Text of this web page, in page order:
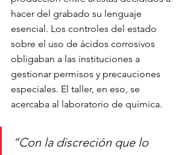
hacer del grabado su lenguaje
esencial. Los controles del estado
sobre el uso de ácidos corrosivos
obligaban a las instituciones a
gestionar permisos y precauciones
especiales. El taller, en eso, se
acercaba al laboratorio de química.
“Con la discreción que lo